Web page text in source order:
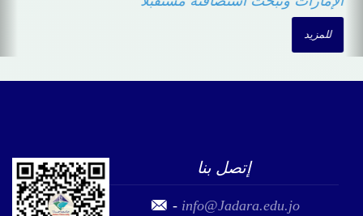
للمزيد
-info@Jadara.edu.jo